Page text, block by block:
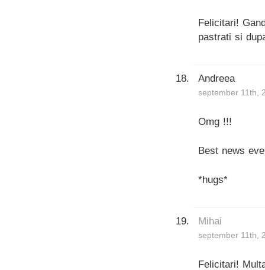
Felicitari!
pastrati si
Andreea
september 11th,
Omg !!!
Best news
*hugs*
Mihai
september 11th,
Felicitari!